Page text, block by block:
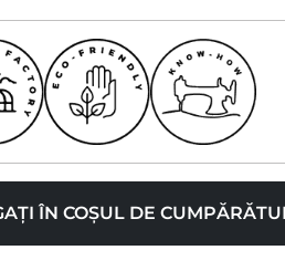
ÎN COȘUL DE